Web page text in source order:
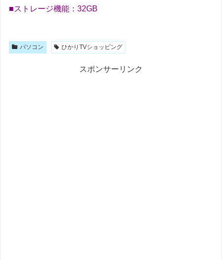
■ストレージ機能：32GB
パソコン ひかりTVショッピング
スポンサーリンク